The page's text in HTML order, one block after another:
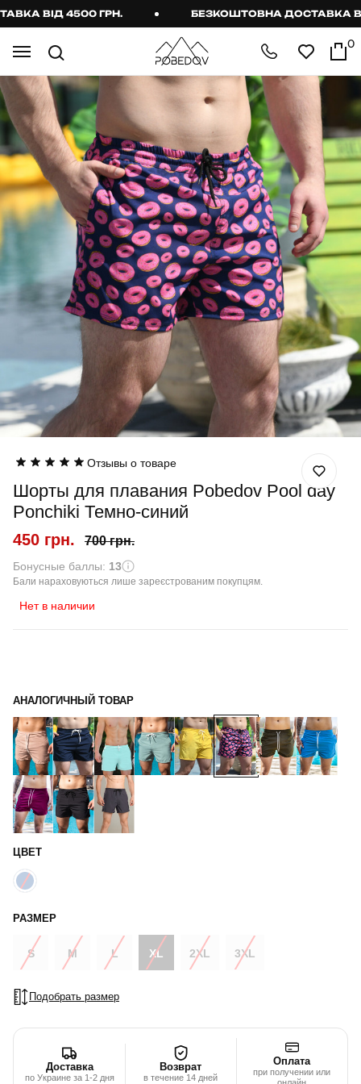
ВІД 4500 ГРН. БЕЗКОШТОВНА ДОСТАВКА ВІД
0
Отзывы о товаре
Шорты для плавания Pobedov Pool day
Ponchiki Темно-синий
450 грн. 700 грн.
Бонусные баллы: 13
Бали нараховуються лише зареєстрованим покупцям.
Нет в наличии
АНАЛОГИЧНЫЙ ТОВАР
ЦВЕТ
РАЗМЕР
S M L XL 2XL 3XL
Подобрать размер
Доставка
по Украине за 1-2 дня
Возврат
в течение 14 дней
Оплата
при получении или